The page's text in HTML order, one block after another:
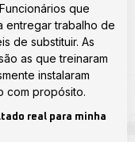
que
entregar trabalho de
de substituir. As
as que treinaram
instalaram
com propósito.
real para minha